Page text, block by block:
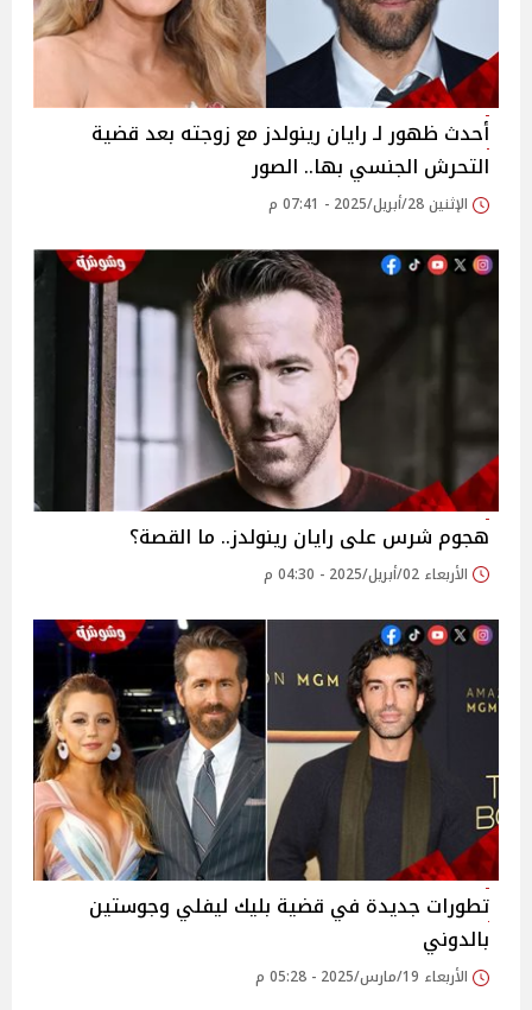
أحدث ظهور لـ رايان رينولدز مع زوجته بعد قضية
التحرش الجنسي بها.. الصور
الإثنين 28/أبريل/2025 - 07:41 م
هجوم شرس على رايان رينولدز.. ما القصة؟
الأربعاء 02/أبريل/2025 - 04:30 م
تطورات جديدة في قضية بليك ليفلي وجوستين
بالدوني
الأربعاء 19/مارس/2025 - 05:28 م